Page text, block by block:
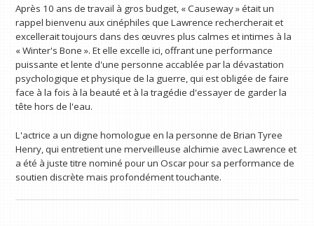
Après 10 ans de travail à gros budget, « Causeway » était un
rappel bienvenu aux cinéphiles que Lawrence rechercherait et
excellerait toujours dans des œuvres plus calmes et intimes à la
« Winter's Bone ». Et elle excelle ici, offrant une performance
puissante et lente d'une personne accablée par la dévastation
psychologique et physique de la guerre, qui est obligée de faire
face à la fois à la beauté et à la tragédie d'essayer de garder la
tête hors de l'eau.
L'actrice a un digne homologue en la personne de Brian Tyree
Henry, qui entretient une merveilleuse alchimie avec Lawrence et
a été à juste titre nominé pour un Oscar pour sa performance de
soutien discrète mais profondément touchante.